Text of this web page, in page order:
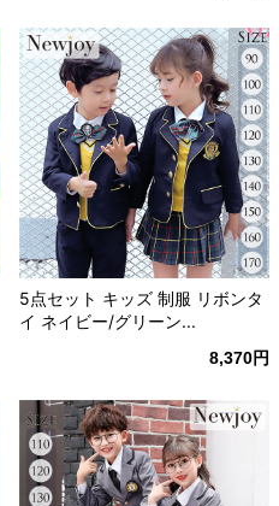
5点セット キッズ 制服 リボンタ
イ ネイビー/グリーン...
8,370円